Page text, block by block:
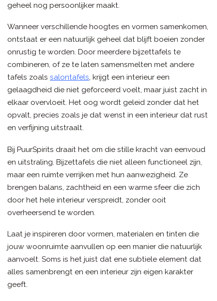
geheel nog persoonlijker maakt.
Wanneer verschillende hoogtes en vormen samenkomen,
ontstaat er een natuurlijk geheel dat blijft boeien zonder
onrustig te worden. Door meerdere bijzettafels te
combineren, of ze te laten samensmelten met andere
tafels zoals salontafels, krijgt een interieur een
gelaagdheid die niet geforceerd voelt, maar juist zacht in
elkaar overvloeit. Het oog wordt geleid zonder dat het
opvalt, precies zoals je dat wenst in een interieur dat rust
en verfijning uitstraalt.
Bij PuurSpirits draait het om die stille kracht van eenvoud
en uitstraling. Bijzettafels die niet alleen functioneel zijn,
maar een ruimte verrijken met hun aanwezigheid. Ze
brengen balans, zachtheid en een warme sfeer die zich
door het hele interieur verspreidt, zonder ooit
overheersend te worden.
Laat je inspireren door vormen, materialen en tinten die
jouw woonruimte aanvullen op een manier die natuurlijk
aanvoelt. Soms is het juist dat ene subtiele element dat
alles samenbrengt en een interieur zijn eigen karakter
geeft.